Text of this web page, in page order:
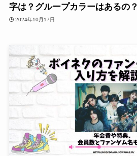
字は？グループカラーはあるの？
2024年10月17日